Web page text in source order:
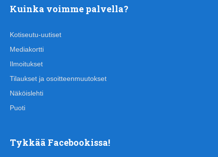
Kuinka voimme palvella?
Kotiseutu-uutiset
Mediakortti
Ilmoitukset
Tilaukset ja osoitteenmuutokset
Näköislehti
Puoti
Tykkää Facebookissa!